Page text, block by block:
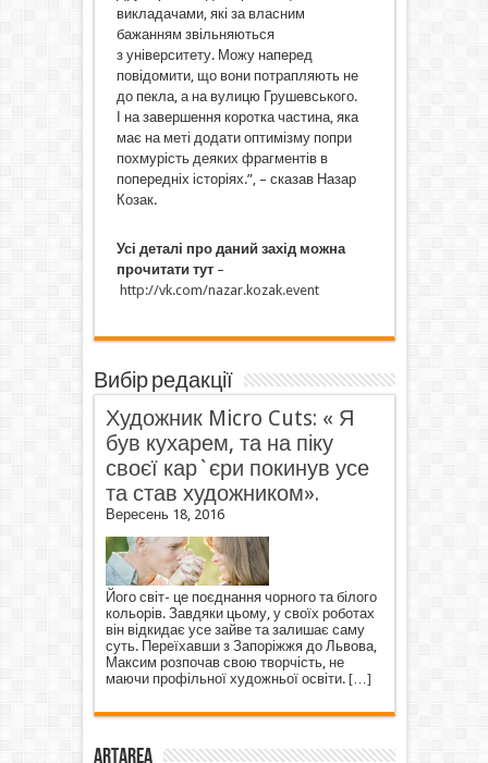
викладачами, які за власним
бажанням звільняються
з університету. Можу наперед
повідомити, що вони потрапляють не
до пекла, а на вулицю Грушевського.
І на завершення коротка частина, яка
має на меті додати оптимізму попри
похмурість деяких фрагментів в
попередніх історіях.”, – сказав Назар
Козак.
Усі деталі про даний захід можна
прочитати тут–
http://vk.com/nazar.kozak.event
Вибір редакції
Художник Micro Cuts: « Я
був кухарем, та на піку
своєї кар`єри покинув усе
та став художником».
Вересень 18, 2016
Його світ- це поєднання чорного та білого
кольорів. Завдяки цьому, у своїх роботах
він відкидає усе зайве та залишає саму
суть. Переїхавши з Запоріжжя до Львова,
Максим розпочав свою творчість, не
маючи профільної художньої освіти. […]
ArtArea